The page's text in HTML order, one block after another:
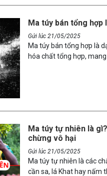
Ma túy bán tổng
Gửi lúc 21/05/2025
Ma túy bán tổng hợp là
hóa chất tổng hợp,
Ma túy tự nhiên là
chừng vô hại
Gửi lúc 21/05/2025
Ma túy tự nhiên là các
cần sa, lá Khat hay nấm